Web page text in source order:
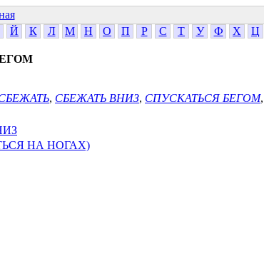
Й К Л М Н О П Р С Т У Ф Х Ц
, СБЕЖАТЬ ВНИЗ, СПУСКАТЬСЯ БЕГОМ,
НА НОГАХ)